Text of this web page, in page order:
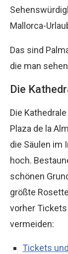
Mallorca-
Das sind
die man
Die
Die
Plaza de la
die Säulen im
hoch.
schönen
größte
vorher
vermeiden:
Tickets